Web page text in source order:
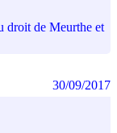
droit de Meurthe et
30/09/2017